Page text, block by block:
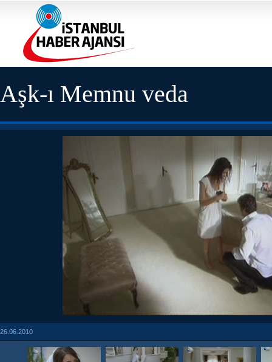
Aşk-ı Memnu veda
26.06.2010